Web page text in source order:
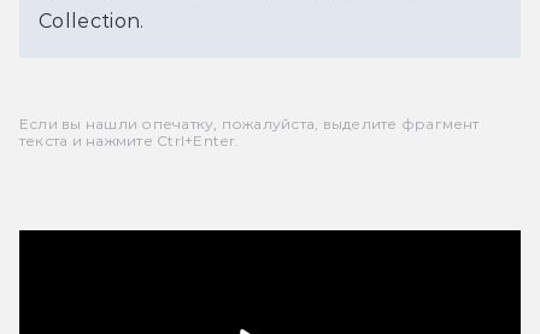
Collection.
Если вы нашли опечатку, пожалуйста, выделите фрагмент
текста и нажмите Ctrl+Enter.